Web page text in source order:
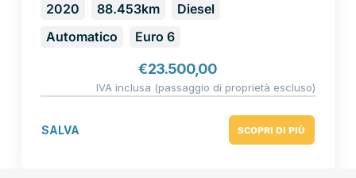
2020 88.453km
Diesel
Automatico
Euro 6
€23.500,00
IVA inclusa (passaggio di proprietà escluso)
SALVA SCOPRI DI PIÙ